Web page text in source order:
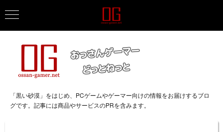
「黒い砂漠」をはじめ、PCゲームやゲーマー向けの情報をお届けするブロ
グです。記事には商品やサービスのPRを含みます。